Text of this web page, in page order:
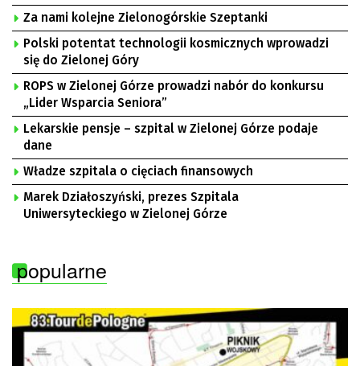
Za nami kolejne Zielonogórskie Szeptanki
Polski potentat technologii kosmicznych wprowadzi
się do Zielonej Góry
ROPS w Zielonej Górze prowadzi nabór do konkursu
„Lider Wsparcia Seniora”
Lekarskie pensje – szpital w Zielonej Górze podaje
dane
Władze szpitala o cięciach finansowych
Marek Działoszyński, prezes Szpitala
Uniwersyteckiego w Zielonej Górze
popularne